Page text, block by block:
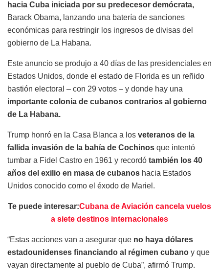
hacia Cuba iniciada por su predecesor demócrata,
Barack Obama, lanzando una batería de sanciones
económicas para restringir los ingresos de divisas del
gobierno de La Habana.
Este anuncio se produjo a 40 días de las presidenciales en
Estados Unidos, donde el estado de Florida es un reñido
bastión electoral – con 29 votos – y donde hay una
importante colonia de cubanos contrarios al gobierno
de La Habana.
Trump honró en la Casa Blanca a los veteranos de la
fallida invasión de la bahía de Cochinos que intentó
tumbar a Fidel Castro en 1961 y recordó también los 40
años del exilio en masa de cubanos hacia Estados
Unidos conocido como el éxodo de Mariel.
Te puede interesar:Cubana de Aviación cancela vuelos
a siete destinos internacionales
“Estas acciones van a asegurar que no haya dólares
estadounidenses financiando al régimen cubano y que
vayan directamente al pueblo de Cuba”, afirmó Trump.